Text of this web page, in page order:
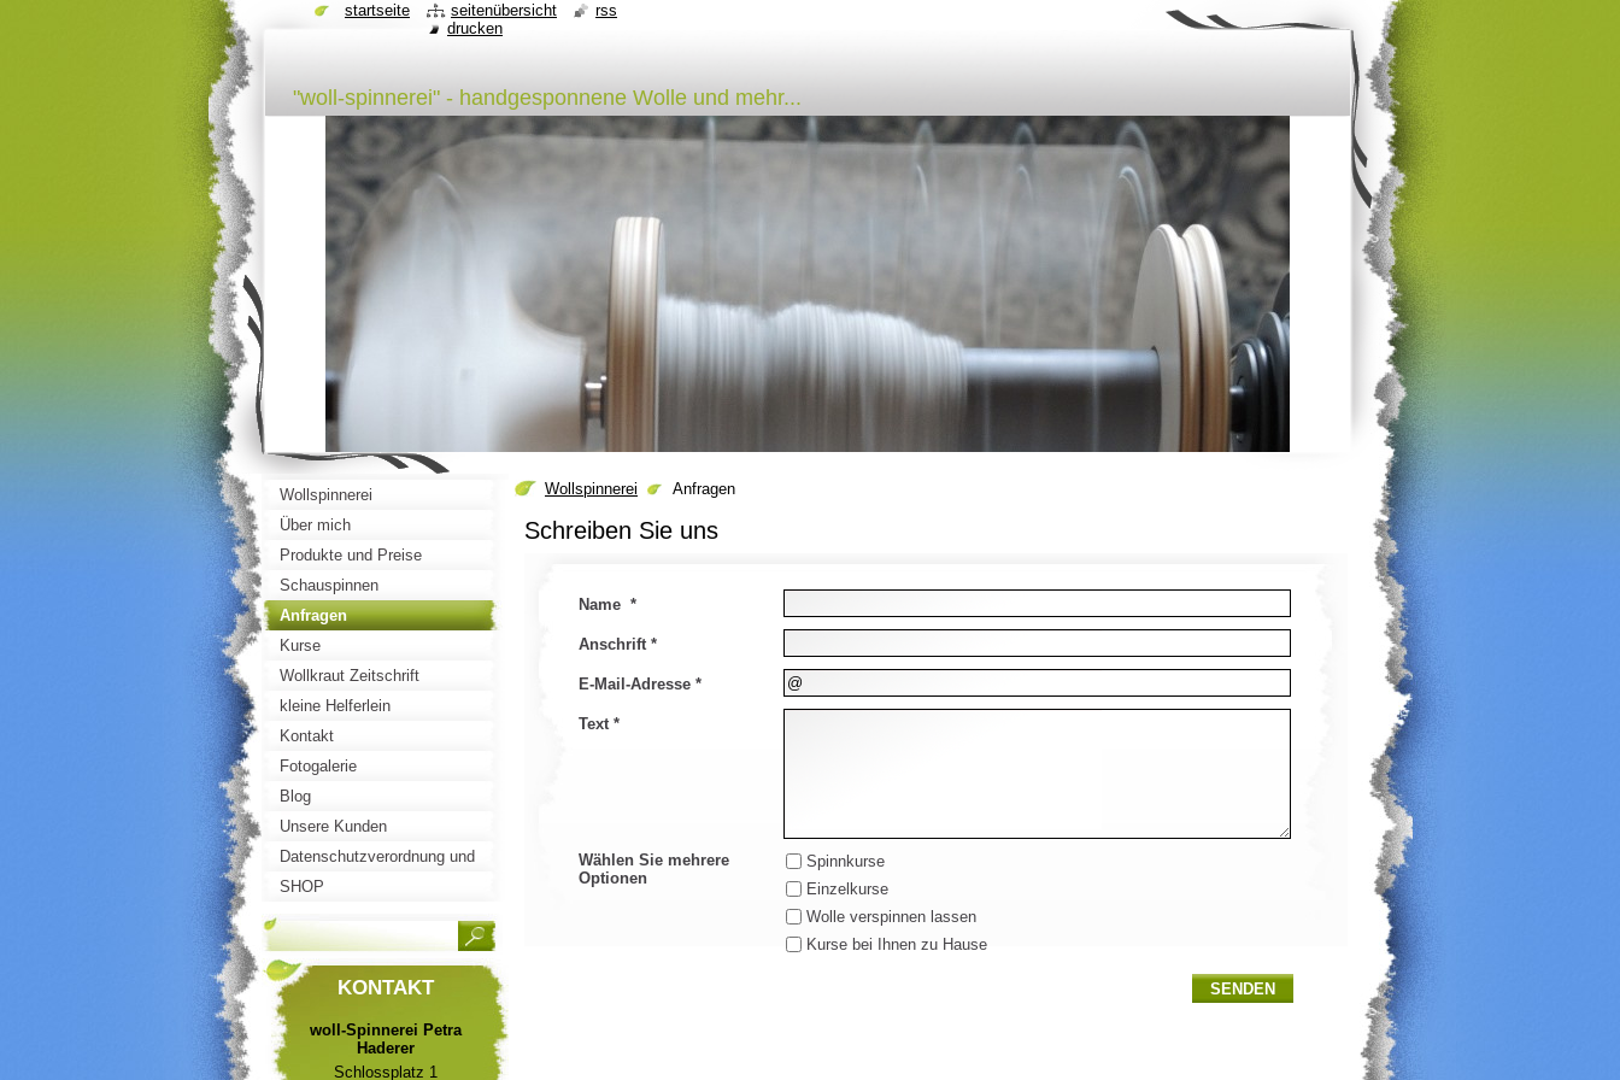
"woll-spinnerei" - handgesponnene Wolle und mehr...
Wollspinnerei Anfragen
Schreiben Sie uns
Name *
Anschrift *
E-Mail-Adresse *
Text *
Wählen Sie mehrere
Optionen
Spinnkurse
Einzelkurse
Wolle verspinnen lassen
Kurse bei Ihnen zu Hause
Wollspinnerei
Über mich
Produkte und Preise
Schauspinnen
Anfragen
Kurse
Wollkraut Zeitschrift
kleine Helferlein
Kontakt
Fotogalerie
Blog
Unsere Kunden
Datenschutzverordnung und
Impressum
SHOP
KONTAKT
woll-Spinnerei Petra
Haderer
Schlossplatz 1
startseite seitenübersicht
rss
drucken